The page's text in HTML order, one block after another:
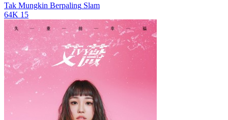
Tak Mungkin Berpaling Slam
64K 15